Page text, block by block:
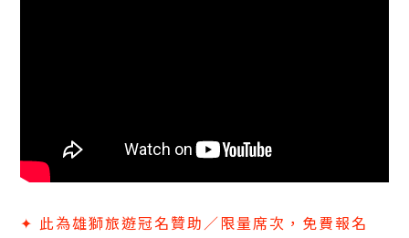
✦ 此為雄獅旅遊冠名贊助／限量席次，免費報名